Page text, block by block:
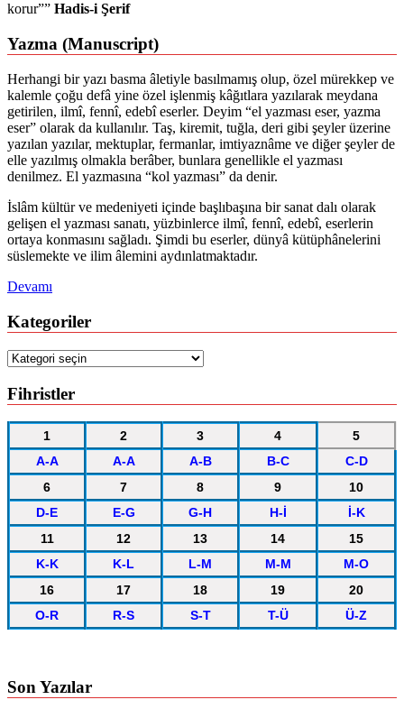
korur”” Hadis-i Şerif
Yazma (Manuscript)
Herhangi bir yazı basma âletiyle basılmamış olup, özel mürekkep ve
kalemle çoğu defâ yine özel işlenmiş kâğıtlara yazılarak meydana
getirilen, ilmî, fennî, edebî eserler. Deyim “el yazması eser, yazma
eser” olarak da kullanılır. Taş, kiremit, tuğla, deri gibi şeyler üzerine
yazılan yazılar, mektuplar, fermanlar, imtiyaznâme ve diğer şeyler de
elle yazılmış olmakla berâber, bunlara genellikle el yazması
denilmez. El yazmasına “kol yazması” da denir.
İslâm kültür ve medeniyeti içinde başlıbaşına bir sanat dalı olarak
gelişen el yazması sanatı, yüzbinlerce ilmî, fennî, edebî, eserlerin
ortaya konmasını sağladı. Şimdi bu eserler, dünyâ kütüphânelerini
süslemekte ve ilim âlemini aydınlatmaktadır.
Devamı
Kategoriler
Kategoriler
Fihristler
1 2 3 4
5
A-A
A-A A-B B-C
C-D
6
7 8 9
10
D-E
E-G G-H H-İ
İ-K
11
12 13 14
15
K-K
K-L L-M M-M
M-O
16
17 18 19
20
O-R
R-S S-T T-Ü Ü-Z
Son Yazılar